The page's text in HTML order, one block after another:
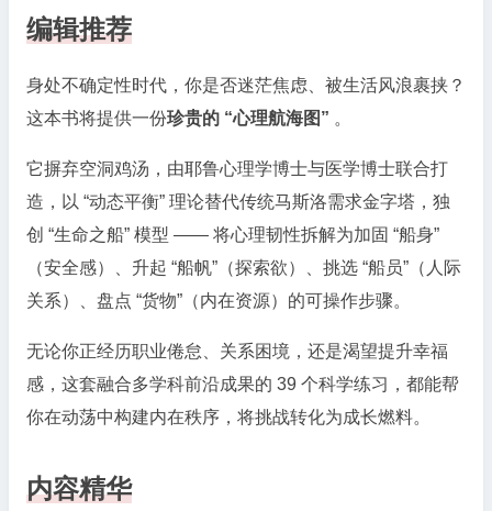
编辑推荐
身处不确定性时代，你是否迷茫焦虑、被生活风浪裹挟？
这本书将提供一份珍贵的 “心理航海图” 。
它摒弃空洞鸡汤，由耶鲁心理学博士与医学博士联合打
造，以 “动态平衡” 理论替代传统马斯洛需求金字塔，独
创 “生命之船” 模型 —— 将心理韧性拆解为加固 “船身”
（安全感）、升起 “船帆”（探索欲）、挑选 “船员”（人际
关系）、盘点 “货物”（内在资源）的可操作步骤。
无论你正经历职业倦怠、关系困境，还是渴望提升幸福
感，这套融合多学科前沿成果的 39 个科学练习，都能帮
你在动荡中构建内在秩序，将挑战转化为成长燃料。
内容精华